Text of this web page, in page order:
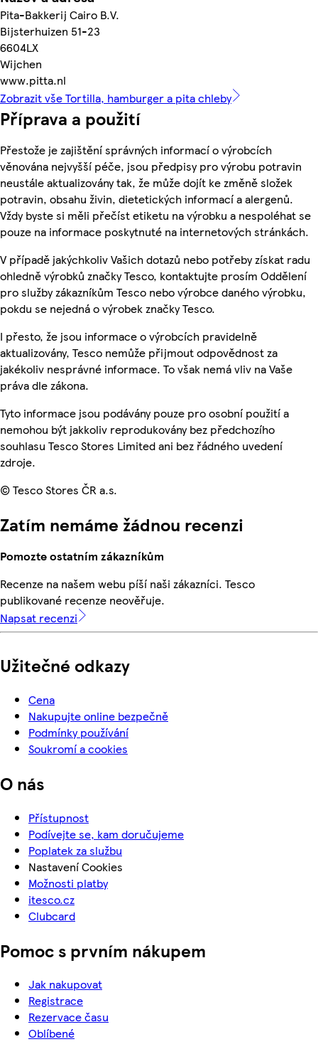
Pita-Bakkerij Cairo B.V.
Bijsterhuizen 51-23
6604LX
Wijchen
www.pitta.nl
Zobrazit vše Tortilla, hamburger a pita chleby
Příprava a použití
Přestože je zajištění správných informací o výrobcích
věnována nejvyšší péče, jsou předpisy pro výrobu potravin
neustále aktualizovány tak, že může dojít ke změně složek
potravin, obsahu živin, dietetických informací a alergenů.
Vždy byste si měli přečíst etiketu na výrobku a nespoléhat se
pouze na informace poskytnuté na internetových stránkách.
V případě jakýchkoliv Vašich dotazů nebo potřeby získat radu
ohledně výrobků značky Tesco, kontaktujte prosím Oddělení
pro služby zákazníkům Tesco nebo výrobce daného výrobku,
pokdu se nejedná o výrobek značky Tesco.
I přesto, že jsou informace o výrobcích pravidelně
aktualizovány, Tesco nemůže přijmout odpovědnost za
jakékoliv nesprávné informace. To však nemá vliv na Vaše
práva dle zákona.
Tyto informace jsou podávány pouze pro osobní použití a
nemohou být jakkoliv reprodukovány bez předchozího
souhlasu Tesco Stores Limited ani bez řádného uvedení
zdroje.
© Tesco Stores ČR a.s.
Zatím nemáme žádnou recenzi
Pomozte ostatním zákazníkům
Recenze na našem webu píší naši zákazníci. Tesco
publikované recenze neověřuje.
Napsat recenzi
Užitečné odkazy
Cena
Nakupujte online bezpečně
Podmínky používání
Soukromí a cookies
O nás
Přístupnost
Podívejte se, kam doručujeme
Poplatek za službu
Nastavení Cookies
Možnosti platby
itesco.cz
Clubcard
Pomoc s prvním nákupem
Jak nakupovat
Registrace
Rezervace času
Oblíbené